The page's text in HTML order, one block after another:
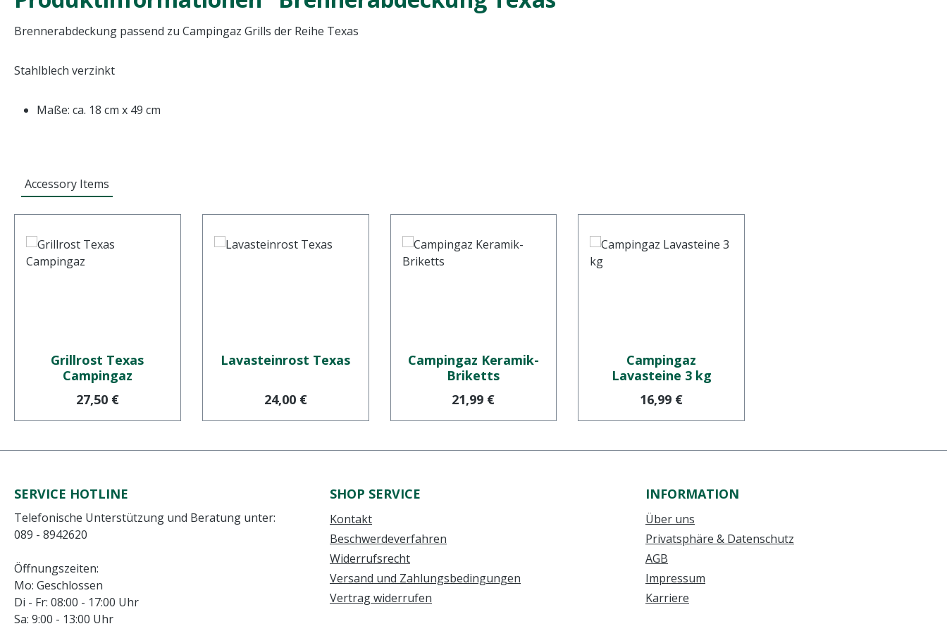
Brennerabdeckung passend zu Campingaz Grills der Reihe Texas
Stahlblech verzinkt
Maße: ca. 18 cm x 49 cm
Accessory Items
Grillrost Texas
Campingaz
Regulärer Preis:
27,50 €
Lavasteinrost Texas
Regulärer Preis:
24,00 €
Campingaz Keramik-
Briketts
Regulärer Preis:
21,99 €
Campingaz
Lavasteine 3 kg
Regulärer Preis:
16,99 €
SERVICE HOTLINE
Telefonische Unterstützung und Beratung unter:
089 - 8942620
Öffnungszeiten:
Mo: Geschlossen
Di - Fr: 08:00 - 17:00 Uhr
Sa: 9:00 - 13:00 Uhr
SHOP SERVICE
Kontakt
Beschwerdeverfahren
Widerrufsrecht
Versand und Zahlungsbedingungen
Vertrag widerrufen
INFORMATION
Über uns
Privatsphäre & Datenschutz
AGB
Impressum
Karriere